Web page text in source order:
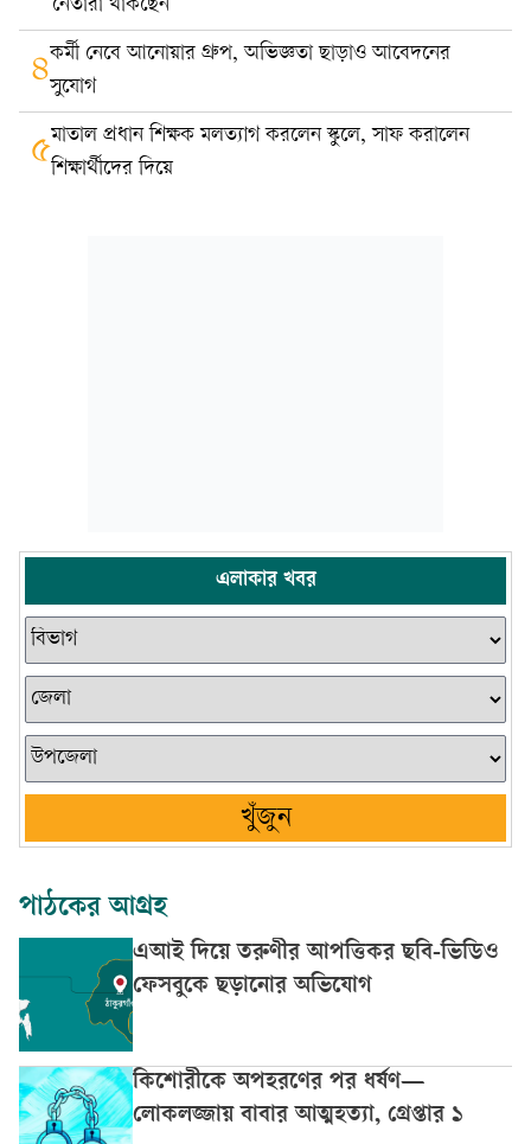
নেতারা থাকছেন
৪কর্মী নেবে আনোয়ার গ্রুপ, অভিজ্ঞতা ছাড়াও আবেদনের
সুযোগ
৫মাতাল প্রধান শিক্ষক মলত্যাগ করলেন স্কুলে, সাফ করালেন
শিক্ষার্থীদের দিয়ে
এলাকার খবর
খুঁজুন
পাঠকের আগ্রহ
এআই দিয়ে তরুণীর আপত্তিকর ছবি-ভিডিও
ফেসবুকে ছড়ানোর অভিযোগ
কিশোরীকে অপহরণের পর ধর্ষণ—
লোকলজ্জায় বাবার আত্মহত্যা, গ্রেপ্তার ১